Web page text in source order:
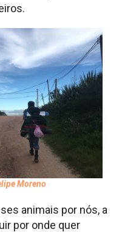
Moreno
animais por nós, a
por onde quer